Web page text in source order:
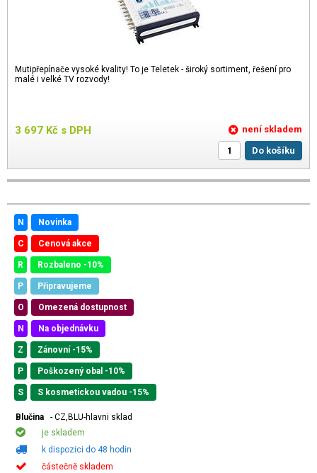
Mutipřepínače vysoké kvality! To je Teletek - široký sortiment, řešení pro
malé i velké TV rozvody!
3 697 Kč s DPH
není skladem
Do košíku
N Novinka
C Cenová akce
R Rozbaleno -10%
P Připravujeme
O Omezená dostupnost
N Na objednávku
Z Zánovní -15%
P Poškozený obal -10%
S S kosmetickou vadou -15%
Blučina
- CZ,BLU-hlavni sklad
je skladem
k dispozici do 48 hodin
částečně skladem